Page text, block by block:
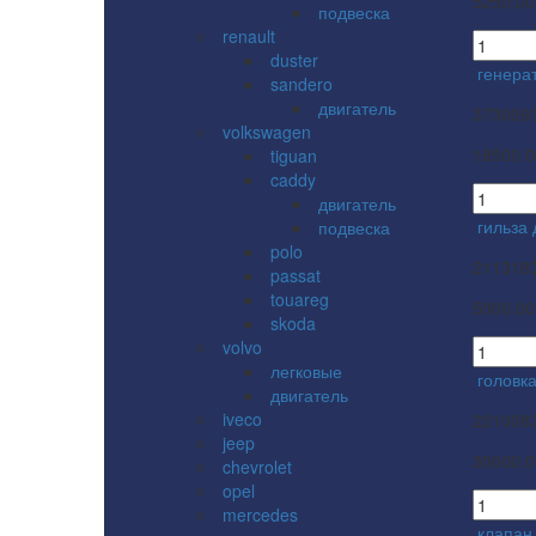
подвеска
renault
duster
sandero
двигатель
volkswagen
tiguan
caddy
двигатель
подвеска
polo
passat
touareg
skoda
volvo
легковые
двигатель
iveco
jeep
chevrolet
opel
mercedes